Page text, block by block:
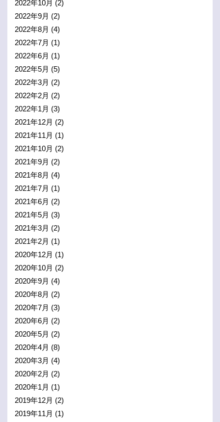
2022年10月 (2)
2022年9月 (2)
2022年8月 (4)
2022年7月 (1)
2022年6月 (1)
2022年5月 (5)
2022年3月 (2)
2022年2月 (2)
2022年1月 (3)
2021年12月 (2)
2021年11月 (1)
2021年10月 (2)
2021年9月 (2)
2021年8月 (4)
2021年7月 (1)
2021年6月 (2)
2021年5月 (3)
2021年3月 (2)
2021年2月 (1)
2020年12月 (1)
2020年10月 (2)
2020年9月 (4)
2020年8月 (2)
2020年7月 (3)
2020年6月 (2)
2020年5月 (2)
2020年4月 (8)
2020年3月 (4)
2020年2月 (2)
2020年1月 (1)
2019年12月 (2)
2019年11月 (1)